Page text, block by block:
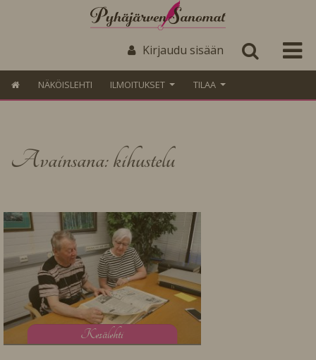
Kirjaudu sisään
NÄKÖISLEHTI ILMOITUKSET TILAA
Avainsana: kihustelu
Kesälehti